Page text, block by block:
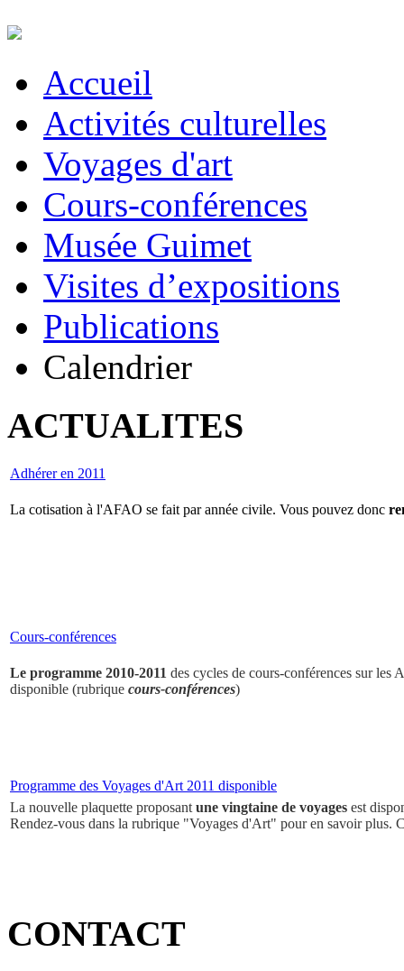
Accueil
Activités culturelles
Voyages d'art
Cours-conférences
Musée Guimet
Visites d’expositions
Publications
Calendrier
ACTUALITES
Adhérer en 2011
La cotisation à l'AFAO se fait par année civile. Vous pouvez donc
Cours-conférences
Le programme 2010-2011 des cycles de cours-conférences sur
disponible (rubrique cours-conférences)
Programme des Voyages d'Art 2011 disponible
La nouvelle plaquette proposantune vingtaine de voyages est
Rendez-vous dans la rubrique "Voyages d'Art" pour en savoir plus.
CONTACT